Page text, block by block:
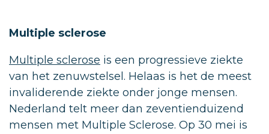
Multiple sclerose
Multiple sclerose is een progressieve ziekte
van het zenuwstelsel. Helaas is het de meest
invaliderende ziekte onder jonge mensen.
Nederland telt meer dan zeventienduizend
mensen met Multiple Sclerose. Op 30 mei is